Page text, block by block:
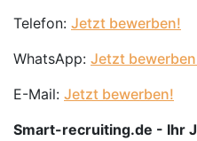
Telefon: Jetzt bewerben!
WhatsApp: Jetzt
E-Mail: Jetzt bewerben!
Smart-recruiting.de - Ihr